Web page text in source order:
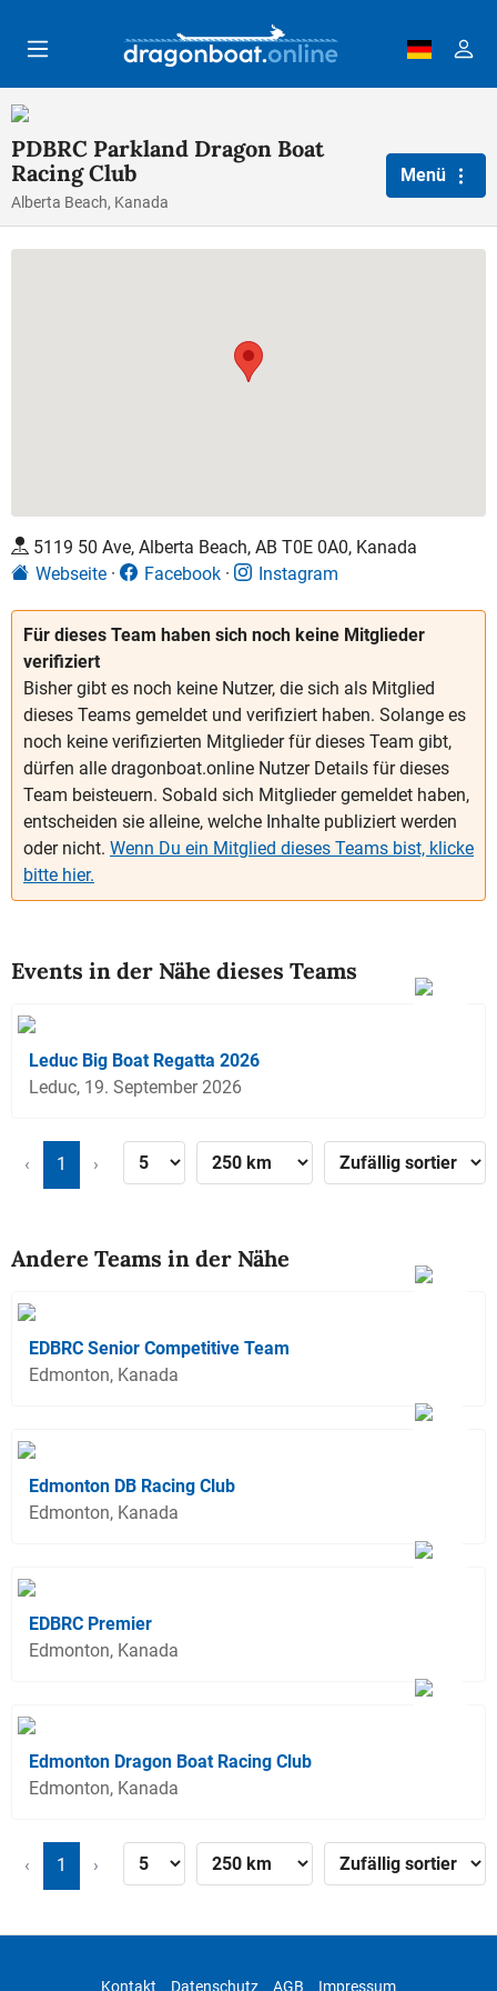
PDBRC Parkland Dragon Boat
Racing Club
Alberta Beach, Kanada
Menü
Für dieses Team haben sich noch keine Mitglieder
verifiziert
Bisher gibt es noch keine Nutzer, die sich als Mitglied
dieses Teams gemeldet und verifiziert haben. Solange es
noch keine verifizierten Mitglieder für dieses Team gibt,
dürfen alle dragonboat.online Nutzer Details für dieses
Team beisteuern. Sobald sich Mitglieder gemeldet haben,
entscheiden sie alleine, welche Inhalte publiziert werden
oder nicht. Wenn Du ein Mitglied dieses Teams bist, klicke
bitte hier.
Events in der Nähe dieses Teams
Leduc Big Boat Regatta 2026
Leduc, 19. September 2026
‹ 1 ›
Andere Teams in der Nähe
EDBRC Senior Competitive Team
Edmonton, Kanada
Edmonton DB Racing Club
Edmonton, Kanada
EDBRC Premier
Edmonton, Kanada
Edmonton Dragon Boat Racing Club
Edmonton, Kanada
‹ 1 ›
5119 50 Ave, Alberta Beach, AB T0E 0A0, Kanada
Webseite
Facebook Instagram
Kontakt Datenschutz AGB Impressum